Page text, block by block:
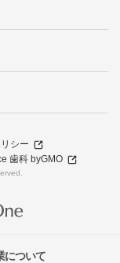
シー
歯科 byGMO
について